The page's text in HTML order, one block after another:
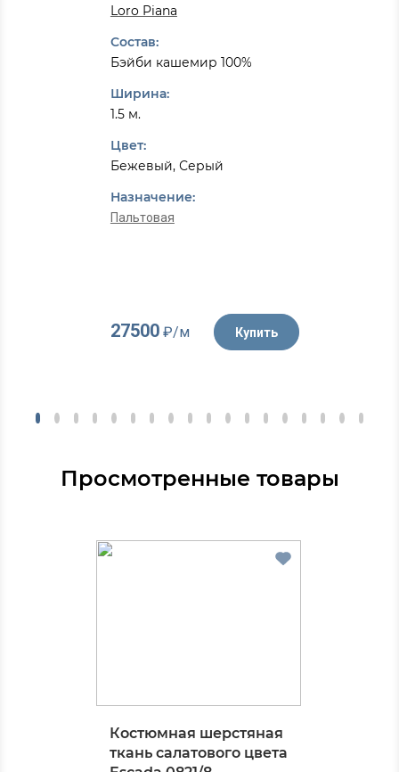
Loro Piana
Состав:
Бэйби кашемир 100%
Ширина:
1.5 м.
Цвет:
Бежевый, Серый
Назначение:
Пальтовая
27500₽/м Купить
Просмотренные товары
Костюмная шерстяная
ткань салатового цвета